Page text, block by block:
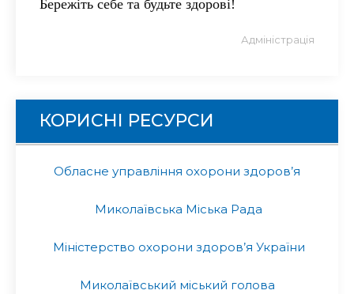
Бережіть себе та будьте здорові!
Адміністрація
КОРИСНІ РЕСУРСИ
Обласне управління охорони здоров’я
Миколаївська Міська Рада
Міністерство охорони здоров’я України
Миколаївський міський голова